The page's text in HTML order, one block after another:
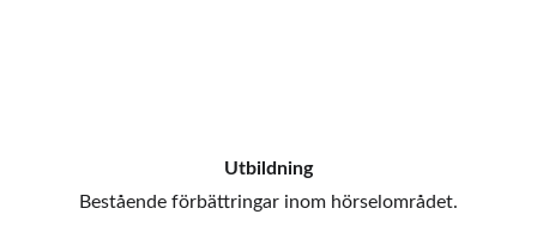
Utbildning
Bestående förbättringar inom hörselområdet.